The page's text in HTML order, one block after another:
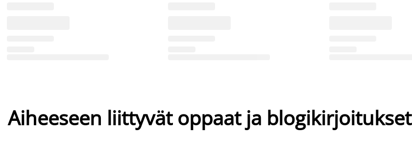
Aiheeseen liittyvät oppaat ja blogikirjoitukset